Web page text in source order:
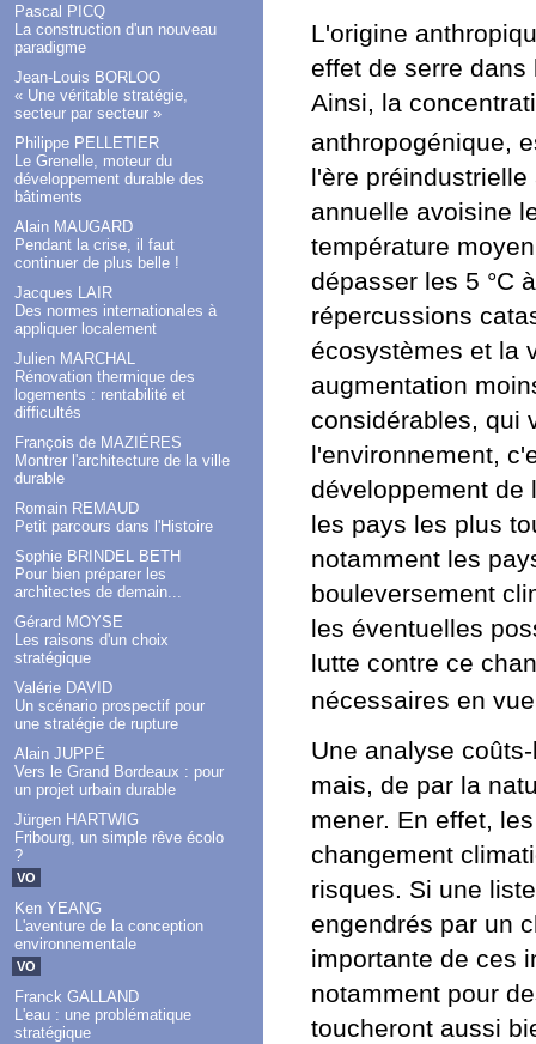
Pascal PICQ
La construction d'un nouveau
paradigme
Jean-Louis BORLOO
« Une véritable stratégie,
secteur par secteur »
Philippe PELLETIER
Le Grenelle, moteur du
développement durable des
bâtiments
Alain MAUGARD
Pendant la crise, il faut
continuer de plus belle !
Jacques LAIR
Des normes internationales à
appliquer localement
Julien MARCHAL
Rénovation thermique des
logements : rentabilité et
difficultés
François de MAZIÈRES
Montrer l'architecture de la ville
durable
Romain REMAUD
Petit parcours dans l'Histoire
Sophie BRINDEL BETH
Pour bien préparer les
architectes de demain...
Gérard MOYSE
Les raisons d'un choix
stratégique
Valérie DAVID
Un scénario prospectif pour
une stratégie de rupture
Alain JUPPÉ
Vers le Grand Bordeaux : pour
un projet urbain durable
Jürgen HARTWIG
Fribourg, un simple rêve écolo
?
VO
Ken YEANG
L'aventure de la conception
environnementale
VO
Franck GALLAND
L'eau : une problématique
stratégique
L'origine
effet de serre
Ainsi, la
anthropogénique,
l'ère
annuelle avoisine
température
dépasser les 5 °C
répercussions
écosystèmes et la
augmentation
considérables, qui
l'environnement,
développement de
les pays les plus
notamment les
bouleversement
les éventuelles
lutte contre ce
nécessaires en
Une analyse
mais, de par la
mener. En effet,
changement
risques. Si une
engendrés par un
importante de ces
notamment pour
toucheront aussi